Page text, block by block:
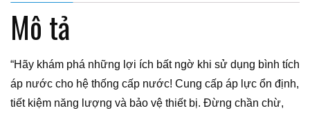
Mô tả
“Hãy khám phá những lợi ích bất ngờ khi sử dụng bình tích
áp nước cho hệ thống cấp nước! Cung cấp áp lực ổn định,
tiết kiệm năng lượng và bảo vệ thiết bị. Đừng chần chừ,